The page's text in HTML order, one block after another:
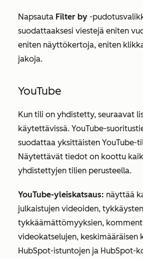
Napsauta Filter by -
suodattaaksesi viestejä eniten
eniten näyttökertoja, eniten
jakoja.
YouTube
Kun tili on yhdistetty, seuraavat
käytettävissä. YouTube-
suodattaa yksittäisten YouTube-
Näytettävät tiedot on koottu
yhdistettyjen tilien perusteella.
YouTube-yleiskatsaus: näyttää
julkaistujen videoiden,
tykkäämättömyyksien,
videokatselujen, keskimääräisen
HubSpot-istuntojen ja HubSpot-